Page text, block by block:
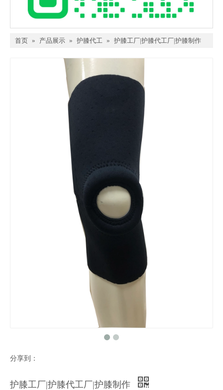
首页 » 产品展示 » 护膝代工 » 护膝工厂|护膝代工厂|护膝制作
分享到：
护膝工厂|护膝代工厂|护膝制作